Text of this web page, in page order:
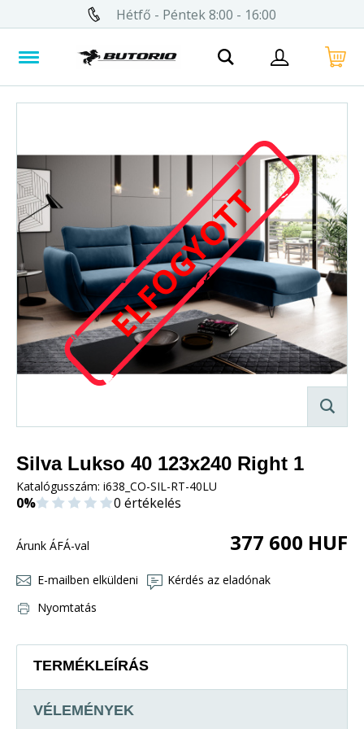
Hétfő - Péntek 8:00 - 16:00
ELFOGYOTT
Silva Lukso 40 123x240 Right 1
Katalógusszám: i638_CO-SIL-RT-40LU
0% 0 értékelés
Árunk ÁFÁ-val 377 600 HUF
E-mailben elküldeni
Kérdés az eladónak
Nyomtatás
TERMÉKLEÍRÁS
VÉLEMÉNYEK